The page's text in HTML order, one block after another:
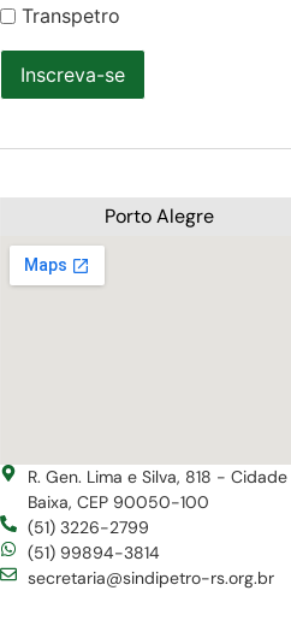
Transpetro
Inscreva-se
Porto Alegre
R. Gen. Lima e Silva, 818 - Cidade
Baixa, CEP 90050-100
(51) 3226-2799
(51) 99894-3814
secretaria@sindipetro-rs.org.br